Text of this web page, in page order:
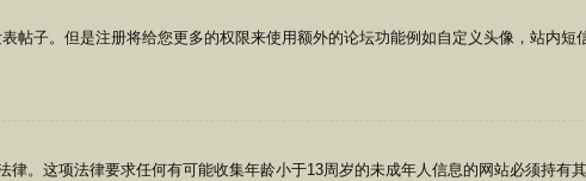
帖子。但是注册将给您更多的权限来使用额外的论坛功能例如自定义头像，站内短
。这项法律要求任何有可能收集年龄小于13周岁的未成年人信息的网站必须持有